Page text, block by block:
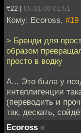
#22 | 05.01.08 01:51
Кому: Ecoross, #19
> Бренди для
образом
просто в водку
А... Это была у
интеллигенции
(переводить и
так, дескать,
Ecoross »